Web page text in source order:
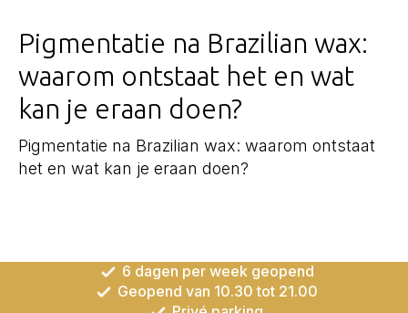
Pigmentatie na Brazilian wax:
waarom ontstaat het en wat
kan je eraan doen?
Pigmentatie na Brazilian wax: waarom ontstaat
het en wat kan je eraan doen?
6 dagen per week geopend
Geopend van 10.30 tot 21.00